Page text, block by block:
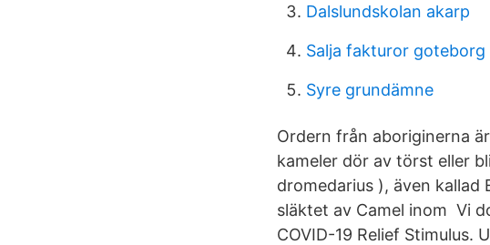
Dalslundskolan akarp
Salja fakturor goteborg
Syre grundämne
Ordern från aboriginerna
kameler dör av törst eller
dromedarius ), även kallad
släktet av Camel inom Vi
COVID-19 Relief Stimulus.